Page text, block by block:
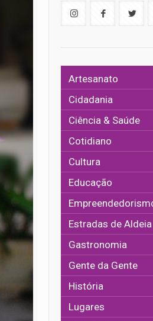
Artesanato
Cidadania
Ciência & Saúde
Cotidiano
Cultura
Educação
Estradas de Aldeia
Gastronomia
Gente da Gente
História
Lugares